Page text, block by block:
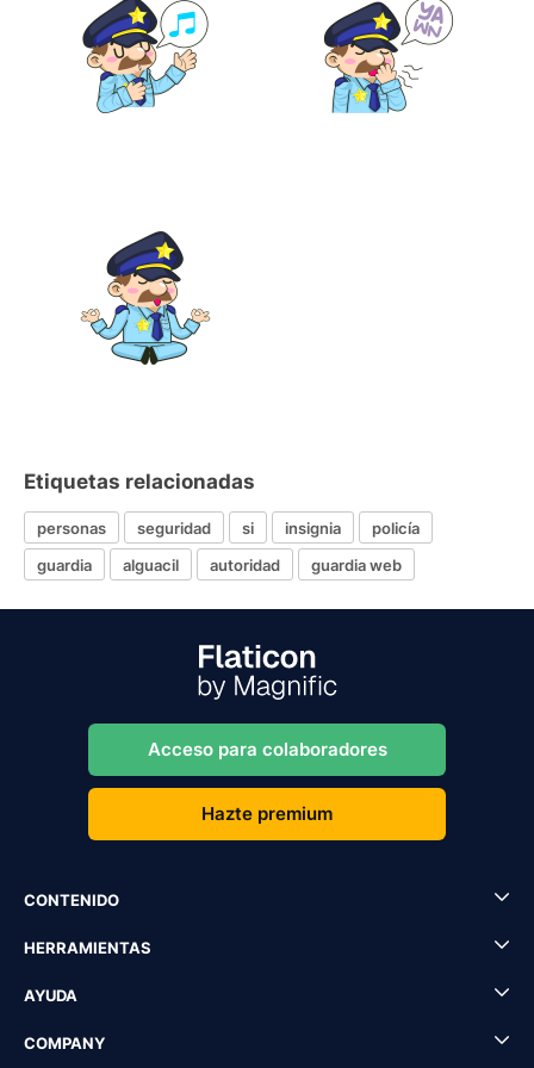
Etiquetas relacionadas
personas seguridad si insignia
policía
guardia
alguacil autoridad guardia web
Acceso para colaboradores
Hazte premium
CONTENIDO
HERRAMIENTAS
AYUDA
COMPANY